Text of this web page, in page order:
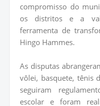
compromisso do
os distritos e a
ferramenta de
Hingo Hammes.
As disputas
vôlei, basquete, tênis
seguiram
escolar e foram